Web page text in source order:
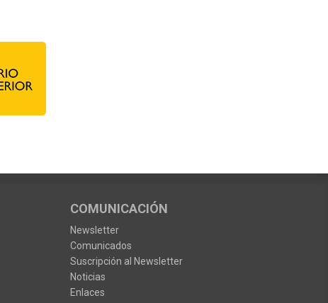
COMUNICACIÓN
Newsletter
Comunicados
Suscripción al Newsletter
Noticias
Enlaces